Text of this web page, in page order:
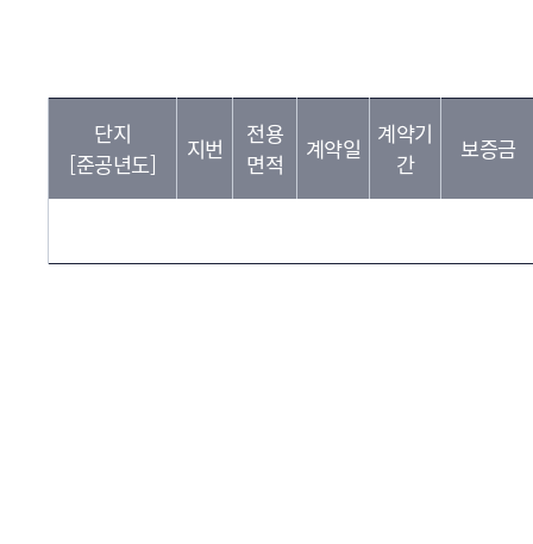
단지
[준공년도]
지번
전용
면적
계약일
계약기
간
보증금